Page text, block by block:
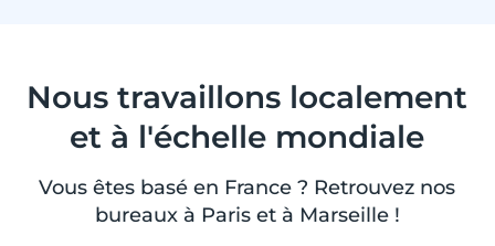
Nous travaillons localement
et à l'échelle mondiale
Vous êtes basé en France ? Retrouvez nos
bureaux à Paris et à Marseille !